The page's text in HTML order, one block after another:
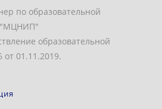
по образовательной
"МЦНИП"
образовательной
01.11.2019.